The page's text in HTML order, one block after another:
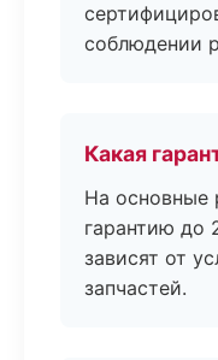
соблюдении
Какая
На основные
гарантию до
зависят от
запчастей.